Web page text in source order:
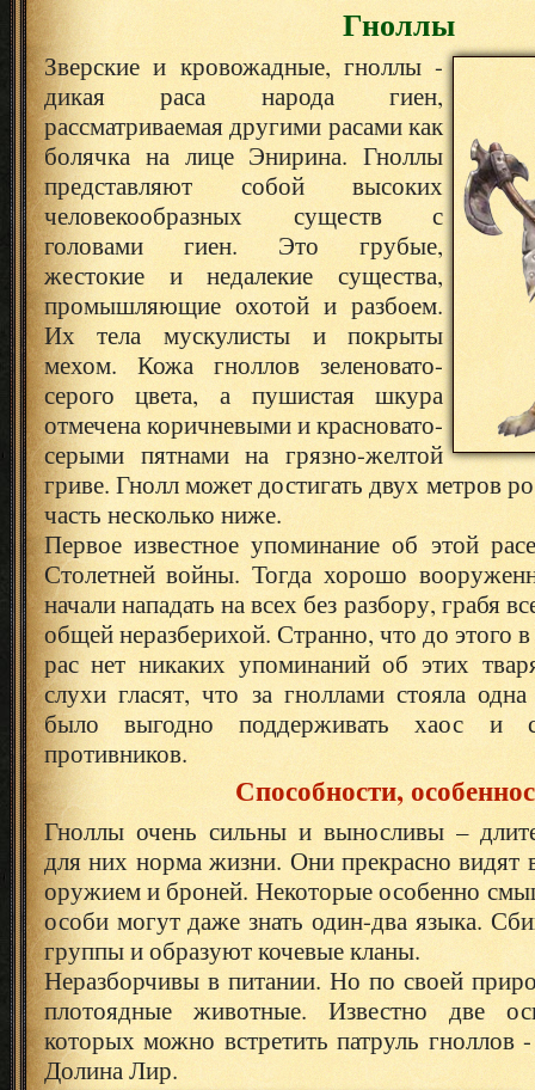
Гноллы
Зверские и кровожадные, гноллы -
дикая раса народа гиен,
рассматриваемая другими расами как
болячка на лице Энирина. Гноллы
представляют собой высоких
человекообразных существ с
головами гиен. Это грубые,
жестокие и недалекие существа,
промышляющие охотой и разбоем.
Их тела мускулисты и покрыты
мехом. Кожа гноллов зеленовато-
серого цвета, а пушистая шкура
отмечена коричневыми и красновато-
серыми пятнами на грязно-желтой
гриве. Гнолл может достигать двух метров
часть несколько ниже.
Первое известное упоминание об этой
Столетней войны. Тогда хорошо
начали нападать на всех без разбору, грабя
общей неразберихой. Странно, что до этого
рас нет никаких упоминаний об этих
слухи гласят, что за гноллами стояла
было выгодно поддерживать хаос и
противников.
Способности,
Гноллы очень сильны и выносливы –
для них норма жизни. Они прекрасно видят
оружием и броней. Некоторые особенно
особи могут даже знать один-два языка.
группы и образуют кочевые кланы.
Неразборчивы в питании. Но по своей
плотоядные животные. Известно две
которых можно встретить патруль
Долина Лир.